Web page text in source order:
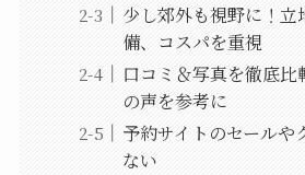
少し郊外も視野に！立
備、コスパを重視
口コミ＆写真を徹底
の声を参考に
予約サイトのセールや
ない